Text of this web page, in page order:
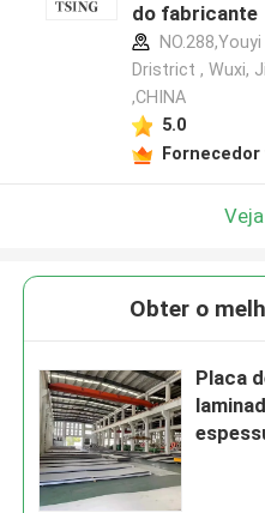
do fabricante
Dristrict , Wuxi,
,CHINA
5.0
Obter o
Placa